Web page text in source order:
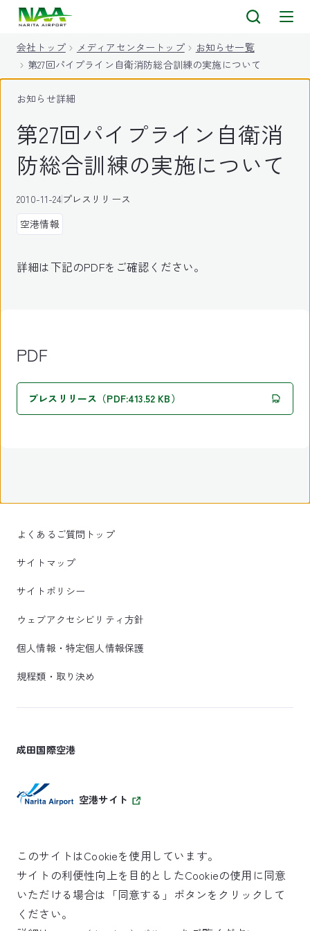
会社トップ メディアセンタートップ
お知らせ一覧
第27回パイプライン自衛消防総合訓練の実施について
お知らせ詳細
第27回パイプライン自衛消
防総合訓練の実施について
2010-11-24プレスリリース
空港情報
詳細は下記のPDFをご確認ください。
PDF
プレスリリース（PDF:413.52 KB）
よくあるご質問トップ
サイトマップ
サイトポリシー
ウェブアクセシビリティ方針
個人情報・特定個人情報保護
規程類・取り決め
成田国際空港
空港サイト
SKYTRAX
5スターエアポート
このサイトはCookieを使用しています。
サイトの利便性向上を目的としたCookieの使用に同意
いただける場合は「同意する」ボタンをクリックして
ください。